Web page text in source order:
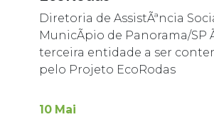
Diretoria de AssistÃªncia
MunicÃ­pio de Panorama/SP
terceira entidade a ser
pelo Projeto EcoRodas
10 Mai